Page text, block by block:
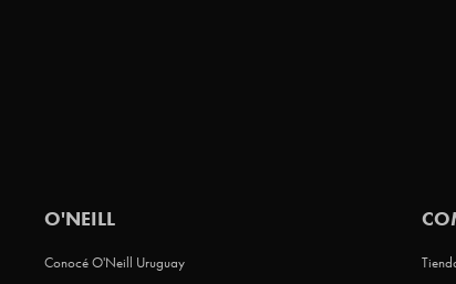
O'NEILL
Conocé O'Neill Uruguay